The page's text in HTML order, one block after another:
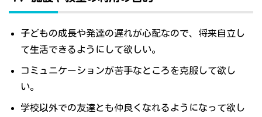
子どもの成長や発達の遅れが心配なので、将来自立し
て生活できるようにして欲しい。
コミュニケーションが苦手なところを克服して欲し
い。
学校以外での友達とも仲良くなれるようになって欲し